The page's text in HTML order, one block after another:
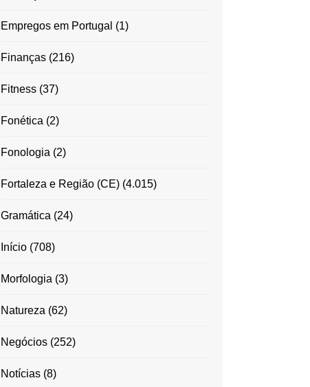
Empregos em Portugal (1)
Finanças(216)
Fitness(37)
Fonética (2)
Fonologia (2)
Fortaleza e Região (CE)(4.015)
Gramática (24)
Início(708)
Morfologia (3)
Natureza (62)
Negócios(252)
Notícias(8)